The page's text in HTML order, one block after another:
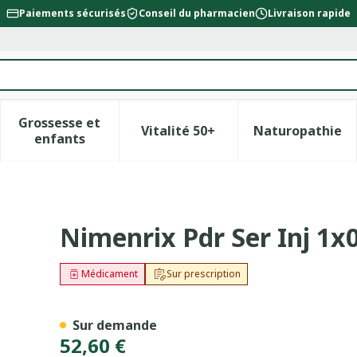
Paiements sécurisés Conseil du pharmacien Livraison rapide
catégorie Beauté, soins et hygiène
sous-menu pour la catégorie Régime, alimentation &
Grossesse et
enfants
Afficher le sous-menu pour la catégorie
Vitalité 50+Afficher le sous-menu pour
Naturopathie
Afficher
Nimenrix Pdr Ser Inj
Sur prescription
Médicament
52,60 €
Sur demande